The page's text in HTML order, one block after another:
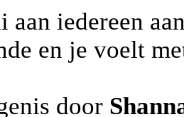
iedereen
en je voelt
door